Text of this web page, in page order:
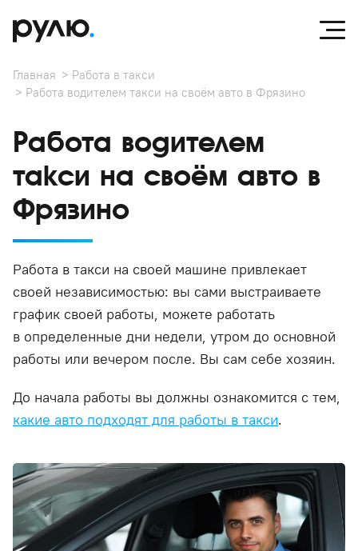
Главная
Работа в такси
Работа водителем такси на своём авто в Фрязино
Работа водителем
такси на своём авто в
Фрязино
Работа в такси на своей машине привлекает
своей независимостью: вы сами выстраиваете
график своей работы, можете работать
в определенные дни недели, утром до основной
работы или вечером после. Вы сам себе хозяин.
До начала работы вы должны ознакомится с тем,
какие авто подходят для работы в такси.